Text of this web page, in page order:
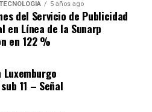
5 años ago
del Servicio de Publicidad
en Línea de la Sunarp
en 122 %
Luxemburgo
11 – Señal